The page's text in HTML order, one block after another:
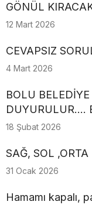
GÖNÜL
12 Mart 2026
CEVAPSIZ
4 Mart 2026
BOLU
DUYURULUR....
18 Şubat 2026
SAĞ, SOL
31 Ocak 2026
Hamamı kapalı,